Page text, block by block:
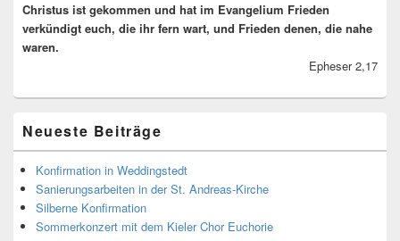
Christus ist gekommen und hat im Evangelium Frieden
verkündigt euch, die ihr fern wart, und Frieden denen, die nahe
waren.
Epheser 2,17
Neueste Beiträge
Konfirmation in Weddingstedt
Sanierungsarbeiten in der St. Andreas-Kirche
Silberne Konfirmation
Sommerkonzert mit dem Kieler Chor Euchorie